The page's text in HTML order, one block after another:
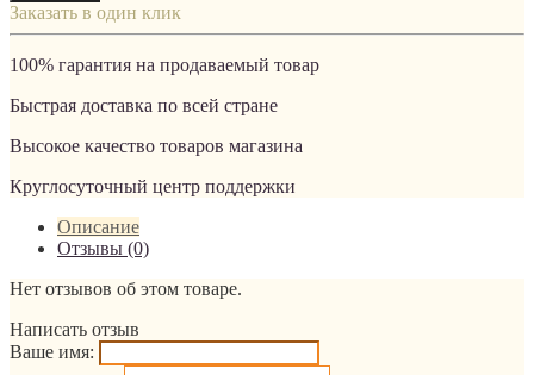
Заказать в один клик
100% гарантия на продаваемый товар
Быстрая доставка по всей стране
Высокое качество товаров магазина
Круглосуточный центр поддержки
Описание
Отзывы (0)
Нет отзывов об этом товаре.
Написать отзыв
Ваше имя: